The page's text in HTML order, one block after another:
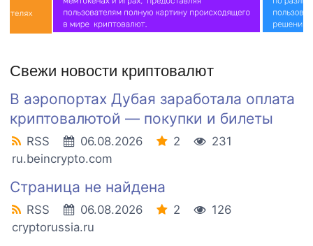
Свежи новости криптовалют
В аэропортах Дубая заработала оплата
криптовалютой — покупки и билеты
RSS 06.08.2026 2
231
ru.beincrypto.com
Страница не найдена
RSS 06.08.2026 2
126
cryptorussia.ru